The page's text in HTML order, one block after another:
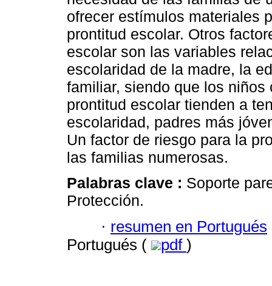
ofrecer estímulos materiales
prontitud escolar. Otros
escolar son las variables
escolaridad de la madre, la
familiar, siendo que los
prontitud escolar tienden a
escolaridad, padres más
Un factor de riesgo para la
las familias numerosas.
Palabras clave : Soporte
Protección.
· resumen en Portugués
Portugués (
pdf )